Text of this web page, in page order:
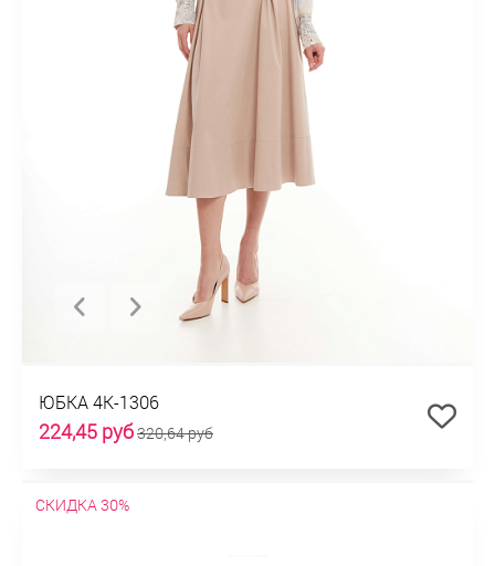
ЮБКА 4К-1306
224,45 руб320,64 руб
СКИДКА 30%